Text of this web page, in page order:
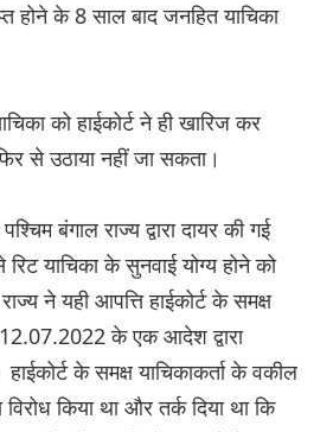
होने के 8 साल बाद जनहित याचिका
को हाईकोर्ट ने ही खारिज कर
से उठाया नहीं जा सकता।
बंगाल राज्य द्वारा दायर की गई
याचिका के सुनवाई योग्य होने को
ने यही आपत्ति हाईकोर्ट के समक्ष
के एक आदेश द्वारा
के समक्ष याचिकाकर्ता के वकील
किया था और तर्क दिया था कि